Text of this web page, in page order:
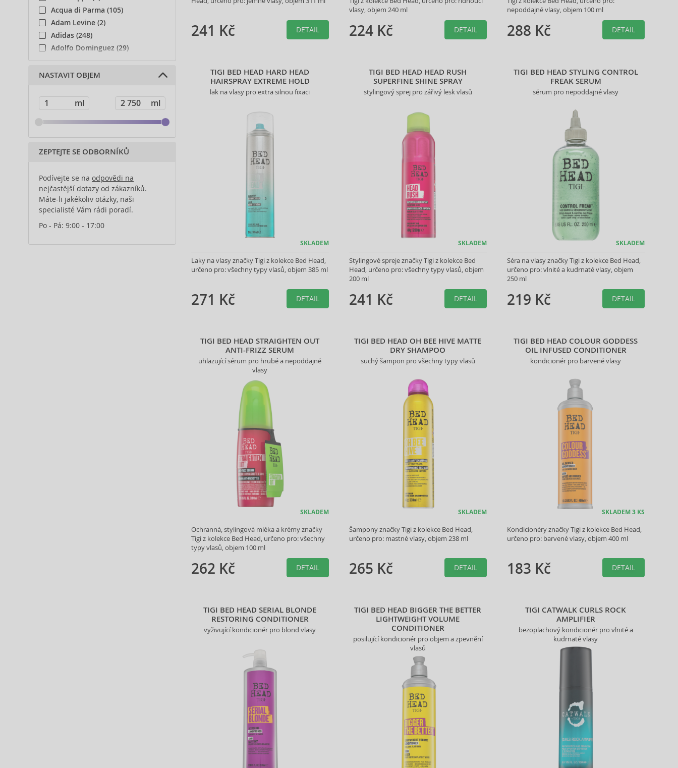
241 Kč DETAIL
vlasy, objem 240 ml
224 Kč DETAIL
nepoddajné vlasy, objem 100 ml
288 Kč DETAIL
TIGI BED HEAD HARD HEAD
HAIRSPRAY EXTREME HOLD
lak na vlasy pro extra silnou fixaci
SKLADEM
Laky na vlasy značky Tigi z kolekce Bed Head,
určeno pro: všechny typy vlasů, objem 385 ml
271 Kč DETAIL
TIGI BED HEAD HEAD RUSH
SUPERFINE SHINE SPRAY
stylingový sprej pro zářivý lesk vlasů
SKLADEM
Stylingové spreje značky Tigi z kolekce Bed
Head, určeno pro: všechny typy vlasů, objem
200 ml
241 Kč DETAIL
TIGI BED HEAD STYLING CONTROL
FREAK SERUM
sérum pro nepoddajné vlasy
SKLADEM
Séra na vlasy značky Tigi z kolekce Bed Head,
určeno pro: vlnité a kudrnaté vlasy, objem
250 ml
219 Kč DETAIL
TIGI BED HEAD STRAIGHTEN OUT
ANTI-FRIZZ SERUM
uhlazující sérum pro hrubé a nepoddajné
vlasy
SKLADEM
Ochranná, stylingová mléka a krémy značky
Tigi z kolekce Bed Head, určeno pro: všechny
typy vlasů, objem 100 ml
262 Kč DETAIL
TIGI BED HEAD OH BEE HIVE MATTE
DRY SHAMPOO
suchý šampon pro všechny typy vlasů
SKLADEM
Šampony značky Tigi z kolekce Bed Head,
určeno pro: mastné vlasy, objem 238 ml
265 Kč DETAIL
TIGI BED HEAD COLOUR GODDESS
OIL INFUSED CONDITIONER
kondicionér pro barvené vlasy
SKLADEM 3 KS
Kondicionéry značky Tigi z kolekce Bed Head,
určeno pro: barvené vlasy, objem 400 ml
183 Kč DETAIL
TIGI BED HEAD SERIAL BLONDE
RESTORING CONDITIONER
vyživující kondicionér pro blond vlasy
TIGI BED HEAD BIGGER THE BETTER
LIGHTWEIGHT VOLUME
CONDITIONER
posilující kondicionér pro objem a zpevnění
vlasů
TIGI CATWALK CURLS ROCK
AMPLIFIER
bezoplachový kondicionér pro vlnité a
kudrnaté vlasy
Acqua di Parma (105)
Adam Levine (2)
Adidas (248)
Adolfo Dominguez (29)
Adyan (81)
Affinage (1)
Agent Provocateur (13)
Ahava (49)
Aigner (43)
Ajmal (168)
Al Haramain (201)
Alberta Ferretti (1)
Alcina (156)
Alexander McQueen (2)
Alexandre.J (32)
Alfaparf Milano (175)
NASTAVIT OBJEM
ZEPTEJTE SE ODBORNÍKŮ
Podívejte se na odpovědi na
nejčastější dotazy od zákazníků.
Máte-li jakékoliv otázky, naši
specialisté Vám rádi poradí.
Po - Pá: 9:00 - 17:00